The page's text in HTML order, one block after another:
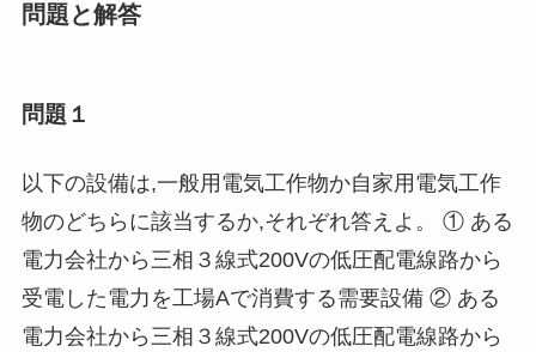
問題と解答
問題１
以下の設備は,一般用電気工作物か自家用電気工作
物のどちらに該当するか,それぞれ答えよ。 ① ある
電力会社から三相３線式200Vの低圧配電線路から
受電した電力を工場Aで消費する需要設備 ② ある
電力会社から三相３線式200Vの低圧配電線路から